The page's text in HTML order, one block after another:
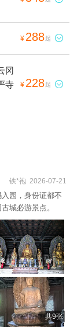
¥ 288起 
冈
寺
¥ 228起 
铁*袍 2026-07-21
园，身份证都不
城必游景点。
共9张